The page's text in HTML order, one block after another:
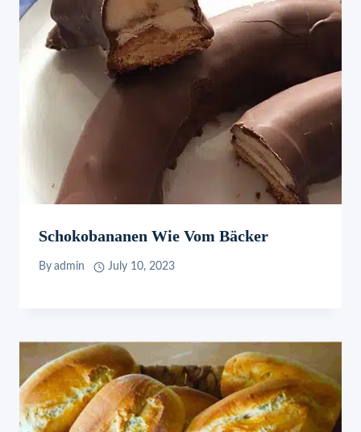
Schokobananen Wie Vom Bäcker
By admin July 10, 2023